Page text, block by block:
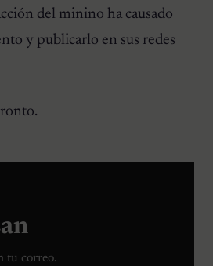
del minino ha causado
y publicarlo en sus redes
tu correo.